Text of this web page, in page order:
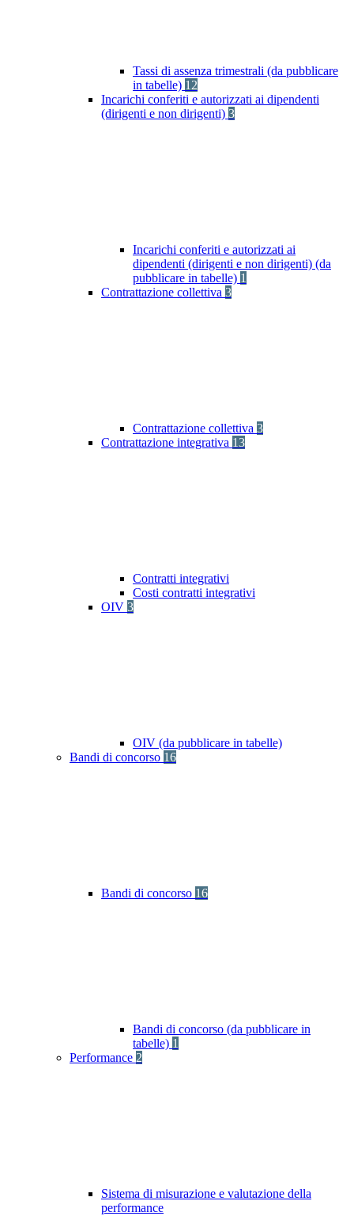
Tassi di assenza trimestrali (da pubblicare
in tabelle) 12
Incarichi conferiti e autorizzati ai dipendenti
(dirigenti e non dirigenti) 3
Incarichi conferiti e autorizzati ai
dipendenti (dirigenti e non dirigenti) (da
pubblicare in tabelle) 1
Contrattazione collettiva 3
Contrattazione collettiva 3
Contrattazione integrativa 13
Contratti integrativi
Costi contratti integrativi
OIV 3
OIV (da pubblicare in tabelle)
Bandi di concorso 16
Bandi di concorso 16
Bandi di concorso (da pubblicare in
tabelle) 1
Performance 2
Sistema di misurazione e valutazione della
performance